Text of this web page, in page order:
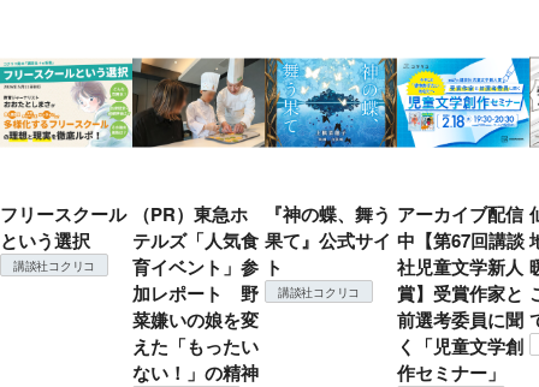
フリースクール
という選択
講談社コクリコ
（PR）東急ホ
テルズ「人気食
育イベント」参
加レポート 野
菜嫌いの娘を変
えた「もったい
ない！」の精神
『神の蝶、舞う
果て』公式サイ
ト
講談社コクリコ
アーカイブ配信
中【第67回講談
社児童文学新人
賞】受賞作家と
前選考委員に聞
く「児童文学創
作セミナー」